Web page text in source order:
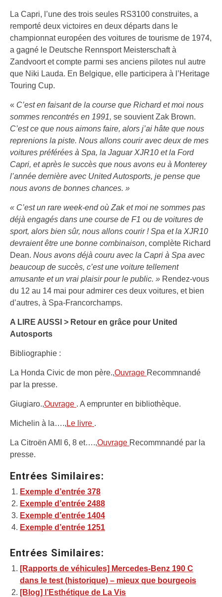
La Capri, l’une des trois seules RS3100 construites, a
remporté deux victoires en deux départs dans le
championnat européen des voitures de tourisme de 1974,
a gagné le Deutsche Rennsport Meisterschaft à
Zandvoort et compte parmi ses anciens pilotes nul autre
que Niki Lauda. En Belgique, elle participera à l’Heritage
Touring Cup.
« C’est en faisant de la course que Richard et moi nous
sommes rencontrés en 1991, se souvient Zak Brown.
C’est ce que nous aimons faire, alors j’ai hâte que nous
reprenions la piste. Nous allons courir avec deux de mes
voitures préférées à Spa, la Jaguar XJR10 et la Ford
Capri, et après le succès que nous avons eu à Monterey
l’année dernière avec United Autosports, je pense que
nous avons de bonnes chances. »
« C’est un rare week-end où Zak et moi ne sommes pas
déjà engagés dans une course de F1 ou de voitures de
sport, alors bien sûr, nous allons courir ! Spa et la XJR10
devraient être une bonne combinaison, complète Richard
Dean. Nous avons déjà couru avec la Capri à Spa avec
beaucoup de succès, c’est une voiture tellement
amusante et un vrai plaisir pour le public. » Rendez-vous
du 12 au 14 mai pour admirer ces deux voitures, et bien
d’autres, à Spa-Francorchamps.
A LIRE AUSSI > Retour en grâce pour United
Autosports
Bibliographie :
La Honda Civic de mon père.,Ouvrage Recommnandé
par la presse.
Giugiaro.,Ouvrage . A emprunter en bibliothèque.
Michelin à la…., Le livre .
La Citroën AMI 6, 8 et….,Ouvrage Recommnandé par la
presse.
Entrées Similaires:
Exemple d’entrée 378
Exemple d’entrée 2488
Exemple d’entrée 1404
Exemple d’entrée 1251
Entrées Similaires:
[Rapports de véhicules] Mercedes-Benz 190 C
dans le test (historique) – mieux que bourgeois
[Blog] l’Esthétique de La Vis